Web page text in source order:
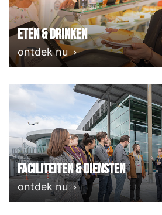
Eten & Drinken
ontdek nu
Faciliteiten & Diensten
ontdek nu